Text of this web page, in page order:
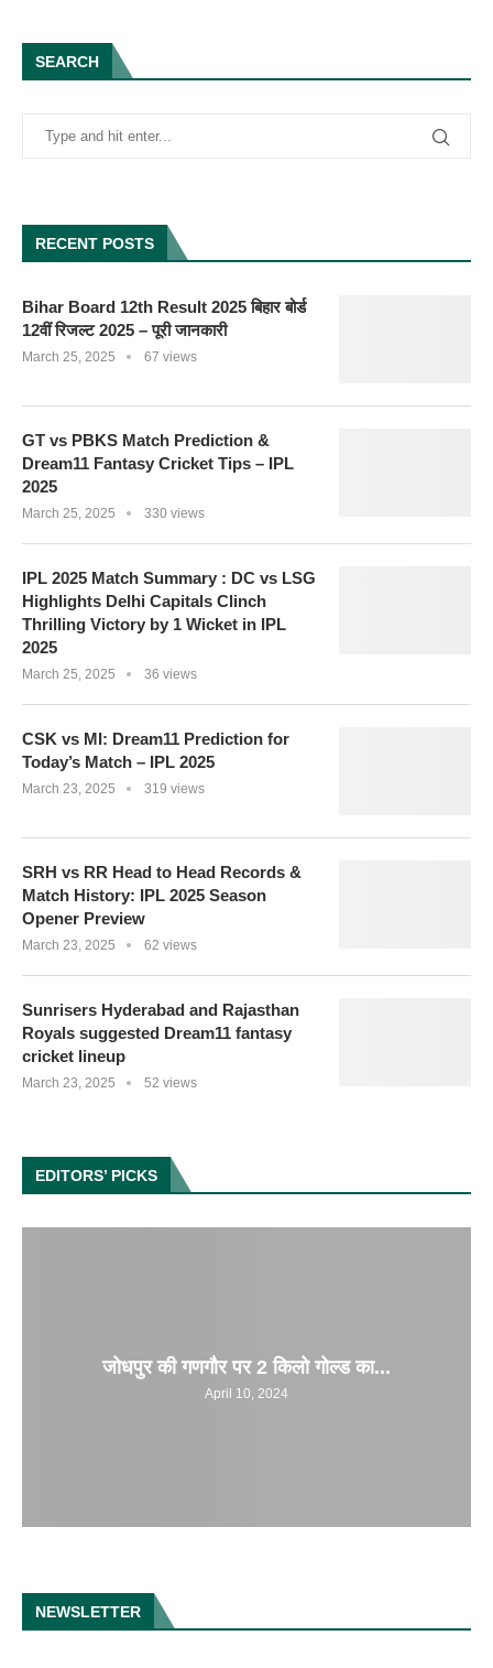
SEARCH
RECENT POSTS
Bihar Board 12th Result 2025 बिहार बोर्ड
12वीं रिजल्ट 2025 – पूरी जानकारी
March 25, 2025 67 views
GT vs PBKS Match Prediction &
Dream11 Fantasy Cricket Tips – IPL
2025
March 25, 2025 330 views
IPL 2025 Match Summary : DC vs LSG
Highlights Delhi Capitals Clinch
Thrilling Victory by 1 Wicket in IPL
2025
March 25, 2025 36 views
CSK vs MI: Dream11 Prediction for
Today’s Match – IPL 2025
March 23, 2025 319 views
SRH vs RR Head to Head Records &
Match History: IPL 2025 Season
Opener Preview
March 23, 2025 62 views
Sunrisers Hyderabad and Rajasthan
Royals suggested Dream11 fantasy
cricket lineup
March 23, 2025 52 views
EDITORS’ PICKS
जोधपुर की गणगौर पर 2 किलो गोल्ड का...
April 10, 2024
NEWSLETTER